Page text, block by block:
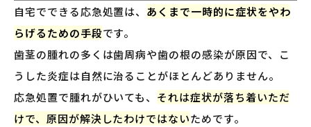
自宅でできる応急処置は、 あくまで一時的に症状をやわ
らげるための手段です。
歯茎の腫れの多くは歯周病や歯の根の感染が原因で、こ
うした炎症は自然に治ることがほとんどありません。
応急処置で腫れがひいても、 それは症状が落ち着いただ
けで、原因が解決したわけではないためです。